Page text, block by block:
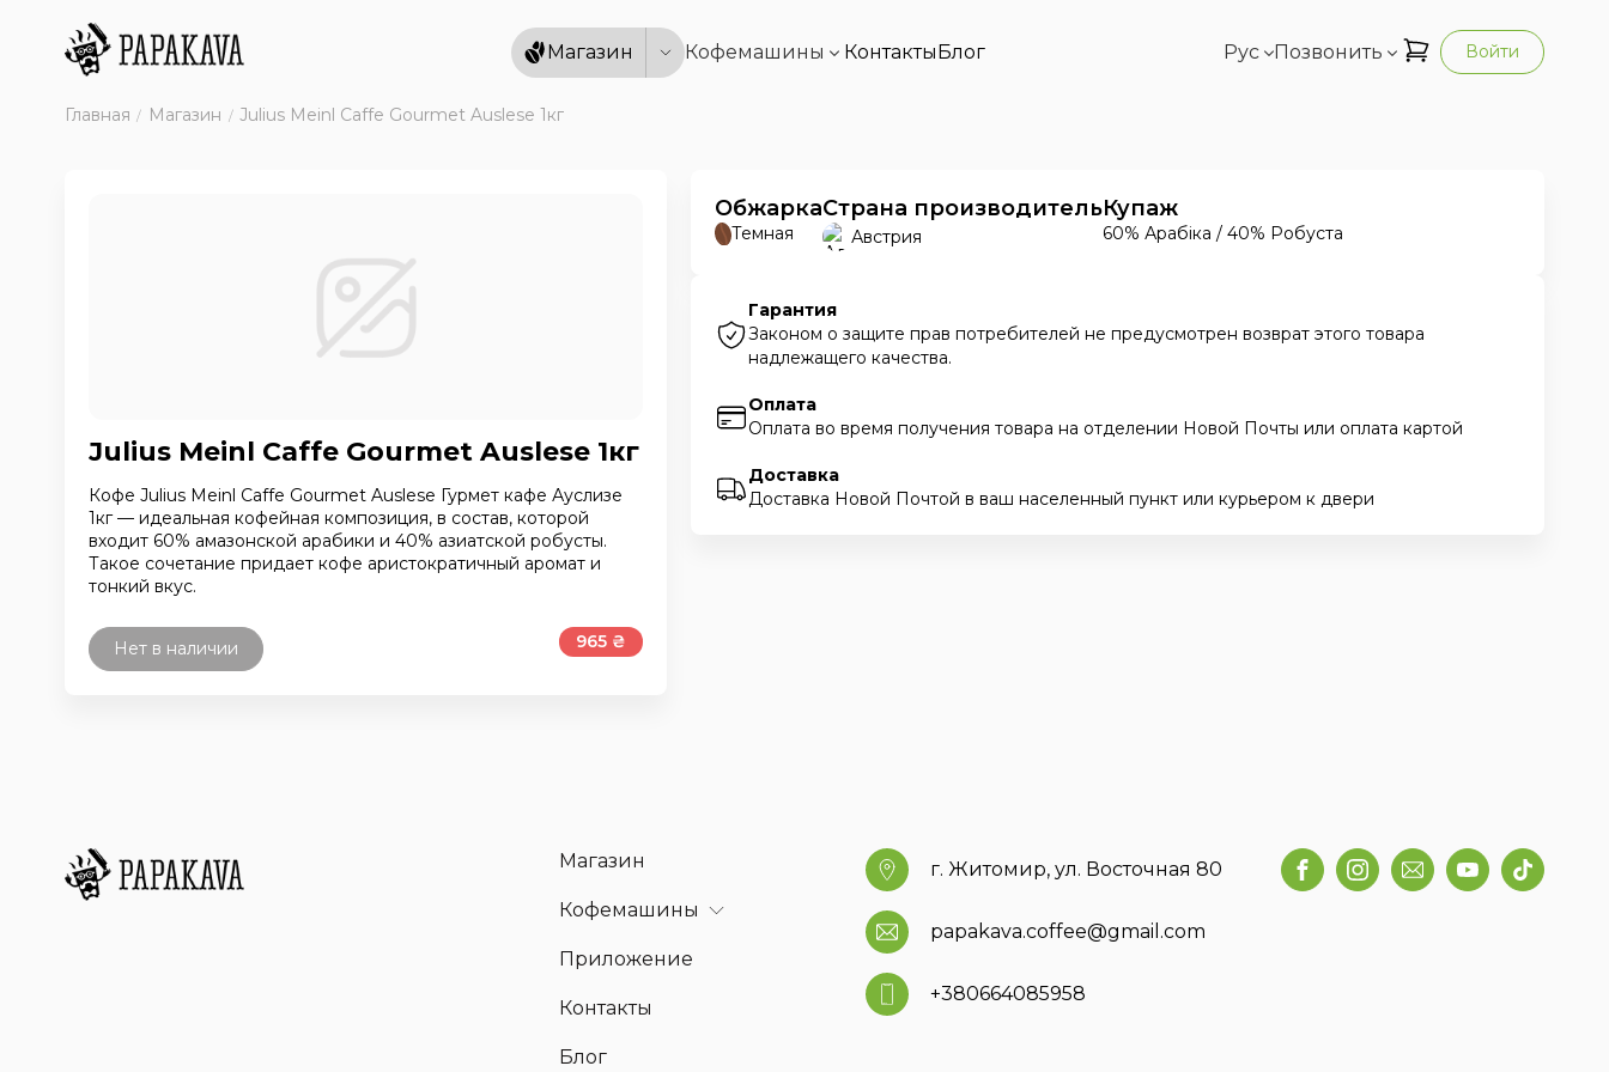
Магазин Кофемашины КонтактыБлог Рус Позвонить Войти
Главная Магазин Julius Meinl Caffe Gourmet Auslese 1кг
Julius Meinl Caffe Gourmet Auslese 1кг
Кофе Julius Meinl Caffe Gourmet Auslese Гурмет кафе Ауслизе
1кг — идеальная кофейная композиция, в состав, которой
входит 60% амазонской арабики и 40% азиатской робусты.
Такое сочетание придает кофе аристократичный аромат и
тонкий вкус.
Нет в наличии 965 ₴
Обжарка
Темная
Страна производитель
Австрия
Купаж
60% Арабіка / 40% Робуста
Гарантия
Законом о защите прав потребителей не предусмотрен возврат этого товара
надлежащего качества.
Оплата
Оплата во время получения товара на отделении Новой Почты или оплата картой
Доставка
Доставка Новой Почтой в ваш населенный пункт или курьером к двери
Магазин
Кофемашины
Приложение
Контакты
Блог
г. Житомир, ул. Восточная 80
papakava.coffee@gmail.com
+380664085958